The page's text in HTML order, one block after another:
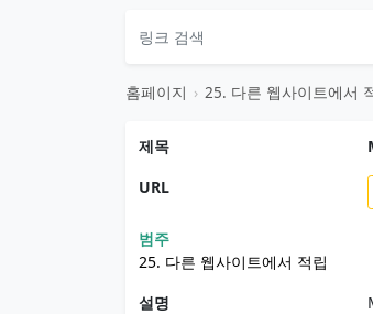
홈페이지 › 25. 다른 웹사이트에서
제목
URL
범주
25. 다른 웹사이트에서 적립
설명